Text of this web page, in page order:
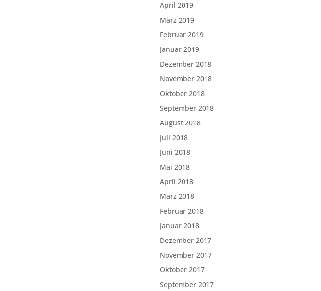
April 2019
März 2019
Februar 2019
Januar 2019
Dezember 2018
November 2018
Oktober 2018
September 2018
August 2018
Juli 2018
Juni 2018
Mai 2018
April 2018
März 2018
Februar 2018
Januar 2018
Dezember 2017
November 2017
Oktober 2017
September 2017